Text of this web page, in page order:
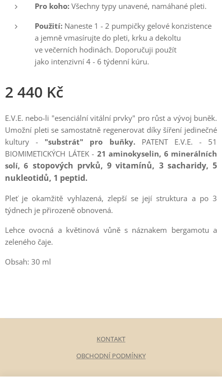
Pro koho: Všechny typy unavené, namáhané pleti.
Použití: Naneste 1 - 2 pumpičky gelové konzistence
a jemně vmasírujte do pleti, krku a dekoltu
ve večerních hodinách. Doporučuji použít
jako intenzivní 4 - 6 týdenní kúru.
2 440 Kč
E.V.E. nebo-li "esenciální vitální prvky" pro růst a vývoj buněk.
Umožní pleti se samostatně regenerovat díky šíření jedinečné
kultury - "substrát" pro buňky. PATENT E.V.E. - 51
BIOMIMETICKÝCH LÁTEK - 21 aminokyselin, 6 minerálních
solí, 6 stopových prvků, 9 vitamínů, 3 sacharidy, 5
nukleotidů, 1 peptid.
Pleť je okamžitě vyhlazená, zlepší se její struktura a po 3
týdnech je přirozeně obnovená.
Lehce ovocná a květinová vůně s náznakem bergamotu a
zeleného čaje.
Obsah: 30 ml
KONTAKT
OBCHODNÍ PODMÍNKY